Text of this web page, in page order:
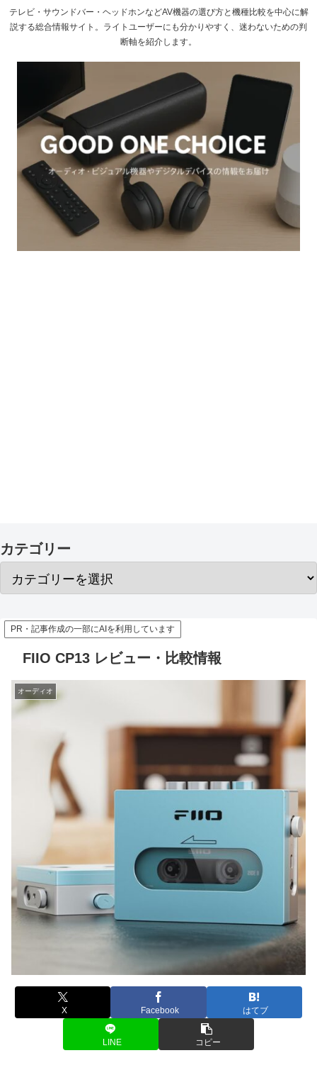
テレビ・サウンドバー・ヘッドホンなどAV機器の選び方と機種比較を中心に解
説する総合情報サイト。ライトユーザーにも分かりやすく、迷わないための判
断軸を紹介します。
カテゴリー
PR・記事作成の一部にAIを利用しています
FIIO CP13 レビュー・比較情報
オーディオ
X Facebook はてブ
LINE コピー